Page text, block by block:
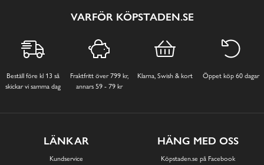
VARFÖR KÖPSTADEN.SE
Beställ före kl 13 så
skickar vi samma dag
Fraktfritt över 799 kr,
annars 59 - 79 kr
Klarna, Swish & kort Öppet köp 60 dagar
LÄNKAR
Kundservice
HÄNG MED OSS
Köpstaden.se på Facebook